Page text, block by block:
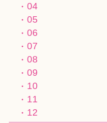
04
05
06
07
08
09
10
11
12